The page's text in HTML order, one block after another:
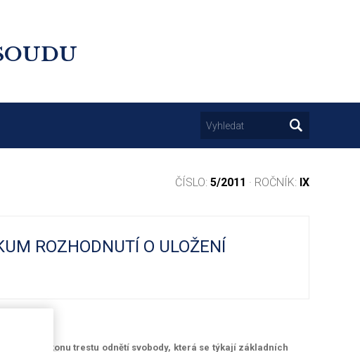
ČÍSLO: 5/2011 · ROČNÍK: IX
ROZHODNUTÍ O ULOŽENÍ
Sb., o výkonu trestu odnětí svobody, která se týkají základních